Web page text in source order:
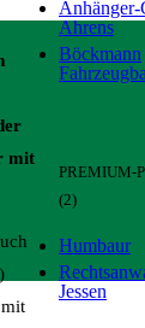
mit
Anhänger-
Ahrens
Böckmann
PREMIUM-
(2)
Humbaur
Jessen